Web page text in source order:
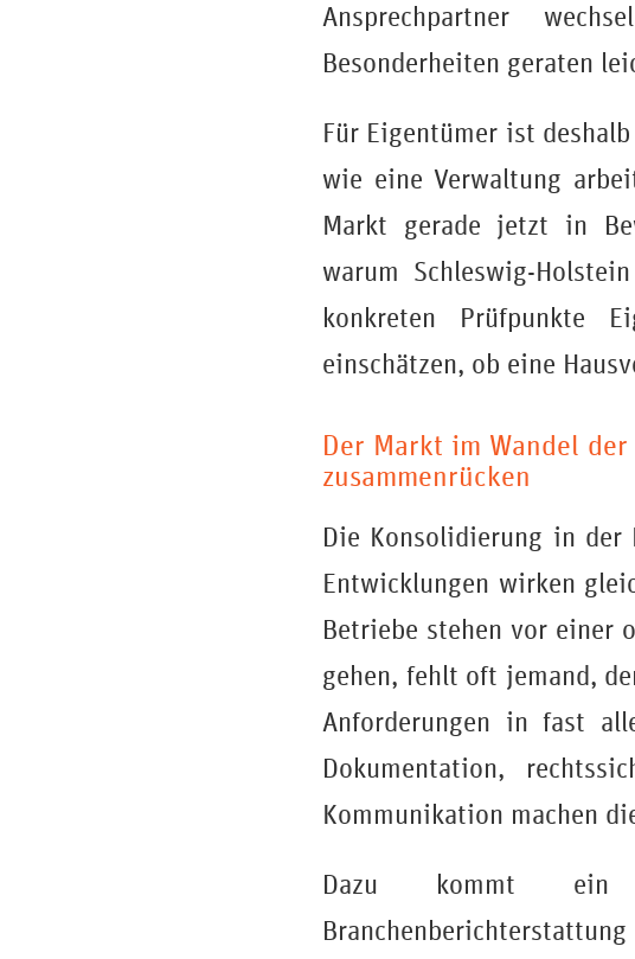
Ansprechpartner
Besonderheiten geraten
Für Eigentümer ist
wie eine Verwaltung
Markt gerade jetzt in
warum Schleswig-
konkreten Prüfpunkte
einschätzen, ob eine
Der Markt im Wandel
zusammenrücken
Die Konsolidierung in der
Entwicklungen wirken
Betriebe stehen vor einer
gehen, fehlt oft jemand,
Anforderungen in fast
Dokumentation,
Kommunikation machen
Dazu kommt ein